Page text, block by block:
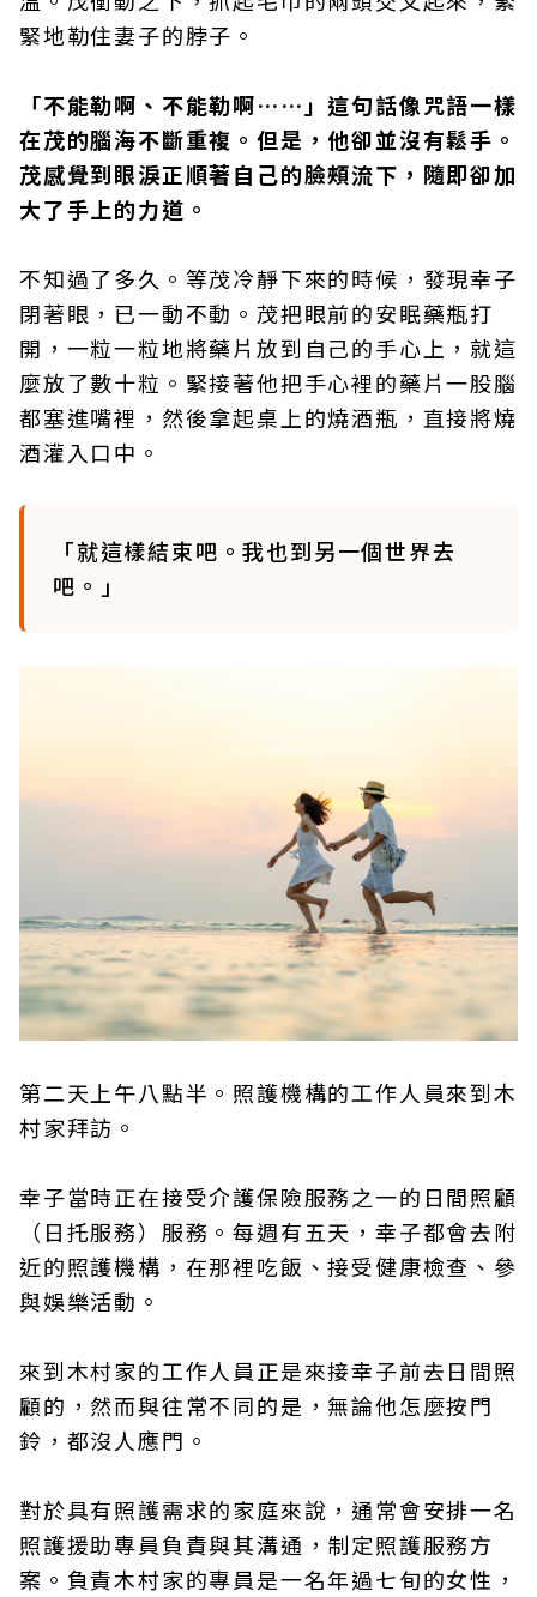
緊地勒住妻子的脖子。
「不能勒啊、不能勒啊……」這句話像咒語一樣
在茂的腦海不斷重複。但是，他卻並沒有鬆手。
茂感覺到眼淚正順著自己的臉頰流下，隨即卻加
大了手上的力道。
不知過了多久。等茂冷靜下來的時候，發現幸子
閉著眼，已一動不動。茂把眼前的安眠藥瓶打
開，一粒一粒地將藥片放到自己的手心上，就這
麼放了數十粒。緊接著他把手心裡的藥片一股腦
都塞進嘴裡，然後拿起桌上的燒酒瓶，直接將燒
酒灌入口中。
「就這樣結束吧。我也到另一個世界去
吧。」
第二天上午八點半。照護機構的工作人員來到木
村家拜訪。
幸子當時正在接受介護保險服務之一的日間照顧
（日托服務）服務。每週有五天，幸子都會去附
近的照護機構，在那裡吃飯、接受健康檢查、參
與娛樂活動。
來到木村家的工作人員正是來接幸子前去日間照
顧的，然而與往常不同的是，無論他怎麼按門
鈴，都沒人應門。
對於具有照護需求的家庭來說，通常會安排一名
照護援助專員負責與其溝通，制定照護服務方
案。負責木村家的專員是一名年過七旬的女性，